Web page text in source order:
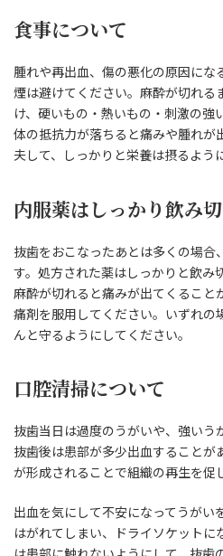
食事について
腫れや再出血、傷の悪化の原因にな
煙は避けてください。麻酔が切れる
け、硬いもの・熱いもの・刺激の強
体の抵抗力が落ちると痛みや腫れが
夫して、しっかりと栄養は摂るよう
内服薬はしっかり飲み
抜歯をおこなったあとは多くの場合
す。処方された薬はしっかりと飲み
麻酔が切れると痛みが出てくること
痛剤を服用してください。いずれの
んと守るようにしてください。
口腔清掃について
抜歯当日は過度のうがいや、強いう
抜歯後は患部が多少出血することが
が形成されることで組織の再生を促
出血を気にして不安になってうがい
はがれてしまい、ドライソケットに